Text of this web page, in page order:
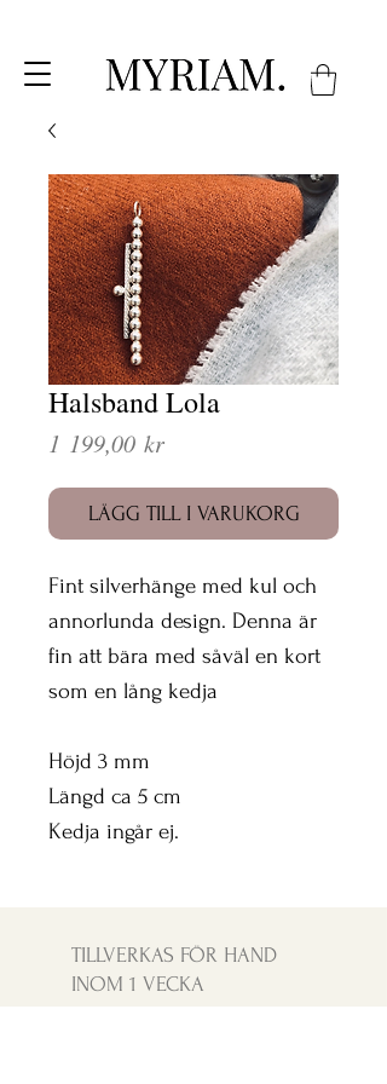
Halsband Lola
1 199,00 krPris
LÄGG TILL I VARUKORG
Fint silverhänge med kul och
annorlunda design. Denna är
fin att bära med såväl en kort
som en lång kedja
Höjd 3 mm
Längd ca 5 cm
Kedja ingår ej.
TILLVERKAS FÖR HAND
INOM 1 VECKA